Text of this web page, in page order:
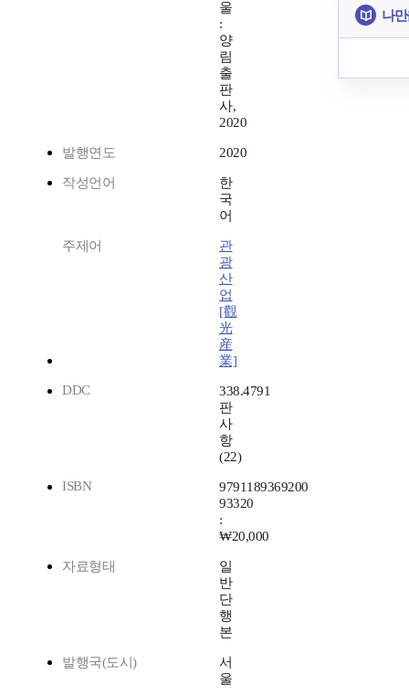
울
:
양
림
출
판
사,
2020
발행연도 2020
작성언어
한
국
어
주제어
관
광
산
업
[觀
光
産
業]
DDC
338.4791
판
사
항
(22)
ISBN
9791189369200
93320
:
₩20,000
자료형태
일
반
단
행
본
발행국(도시)
서
울
나